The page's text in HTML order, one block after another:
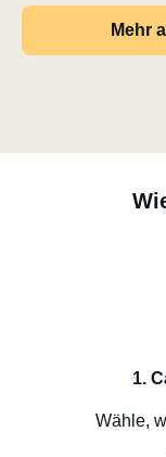
Mehr
1.
Wähle,